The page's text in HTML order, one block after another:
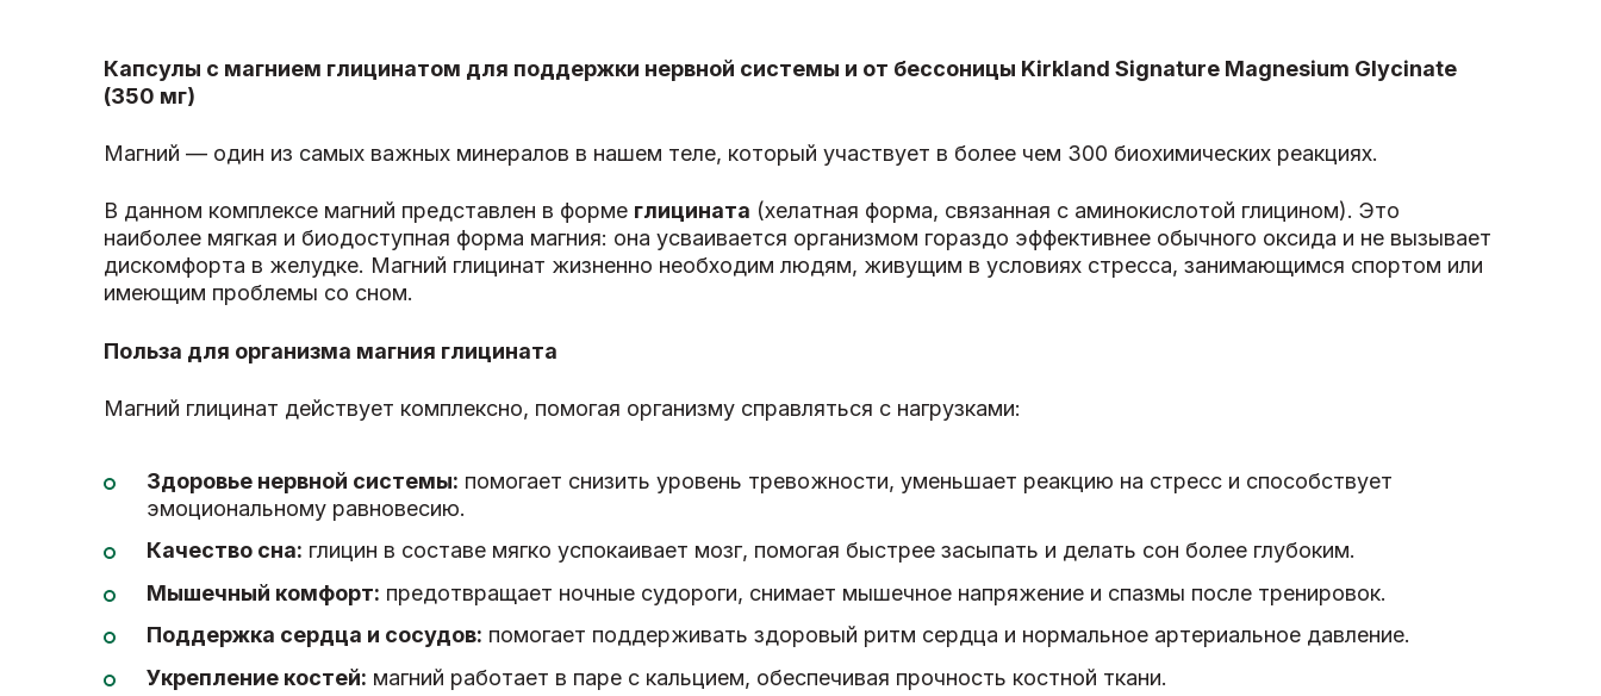
Капсулы с магнием глицинатом для поддержки нервной системы и от бессоницы Kirkland Signature Magnesium Glycinate
(350 мг)
Магний — один из самых важных минералов в нашем теле, который участвует в более чем 300 биохимических реакциях.
В данном комплексе магний представлен в форме глицината (хелатная форма, связанная с аминокислотой глицином). Это
наиболее мягкая и биодоступная форма магния: она усваивается организмом гораздо эффективнее обычного оксида и не вызывает
дискомфорта в желудке. Магний глицинат жизненно необходим людям, живущим в условиях стресса, занимающимся спортом или
имеющим проблемы со сном.
Польза для организма магния глицината
Магний глицинат действует комплексно, помогая организму справляться с нагрузками:
Здоровье нервной системы: помогает снизить уровень тревожности, уменьшает реакцию на стресс и способствует
эмоциональному равновесию.
Качество сна: глицин в составе мягко успокаивает мозг, помогая быстрее засыпать и делать сон более глубоким.
Мышечный комфорт: предотвращает ночные судороги, снимает мышечное напряжение и спазмы после тренировок.
Поддержка сердца и сосудов: помогает поддерживать здоровый ритм сердца и нормальное артериальное давление.
Укрепление костей: магний работает в паре с кальцием, обеспечивая прочность костной ткани.